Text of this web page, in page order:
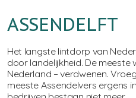
ASSENDELFT
Het langste lintdorp van
door landelijkheid. De meeste
Nederland – verdwenen.
meeste Assendelvers ergens